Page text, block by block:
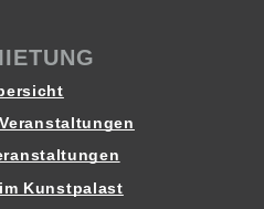
Kunstpalast